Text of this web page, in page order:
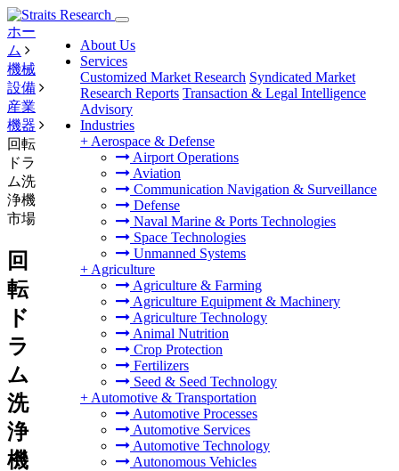
About Us
Services
Customized Market Research Syndicated Market
Research Reports Transaction & Legal Intelligence
Advisory
Industries
+ Aerospace & Defense
Airport Operations
Aviation
Communication Navigation & Surveillance
Defense
Naval Marine & Ports Technologies
Space Technologies
Unmanned Systems
+ Agriculture
Agriculture & Farming
Agriculture Equipment & Machinery
Agriculture Technology
Animal Nutrition
Crop Protection
Fertilizers
Seed & Seed Technology
+ Automotive & Transportation
Automotive Processes
Automotive Services
Automotive Technology
Autonomous Vehicles
ホー
ム
機械
設備
産業
機器
回転
ドラ
ム洗
浄機
市場
回
転
ド
ラ
ム
洗
浄
機